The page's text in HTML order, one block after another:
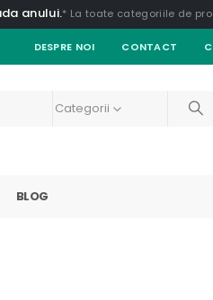
anului.* La toate categoriile de
DESPRE NOI CONTACT
Categorii
BLOG